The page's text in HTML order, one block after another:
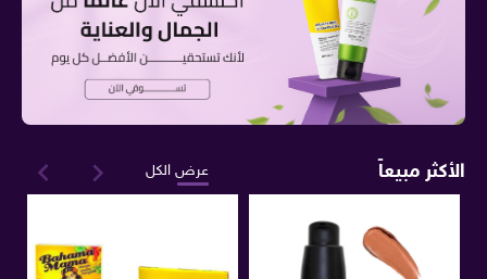
الأكثر مبيعاً عرض الكل